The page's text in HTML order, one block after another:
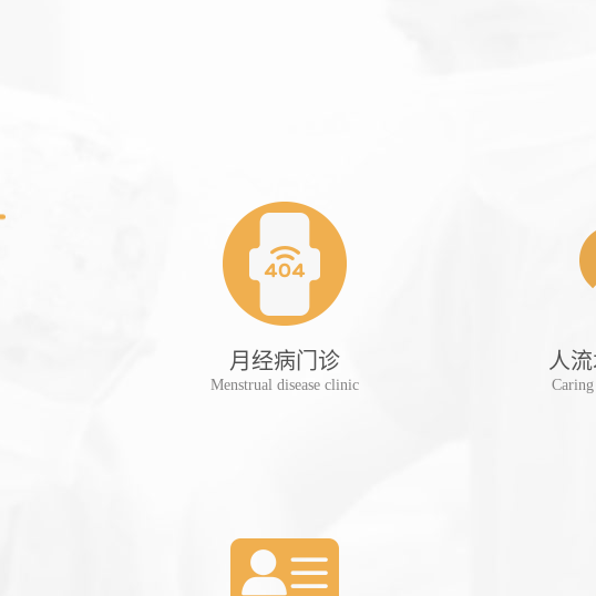
月经病门诊
Menstrual disease clinic
人